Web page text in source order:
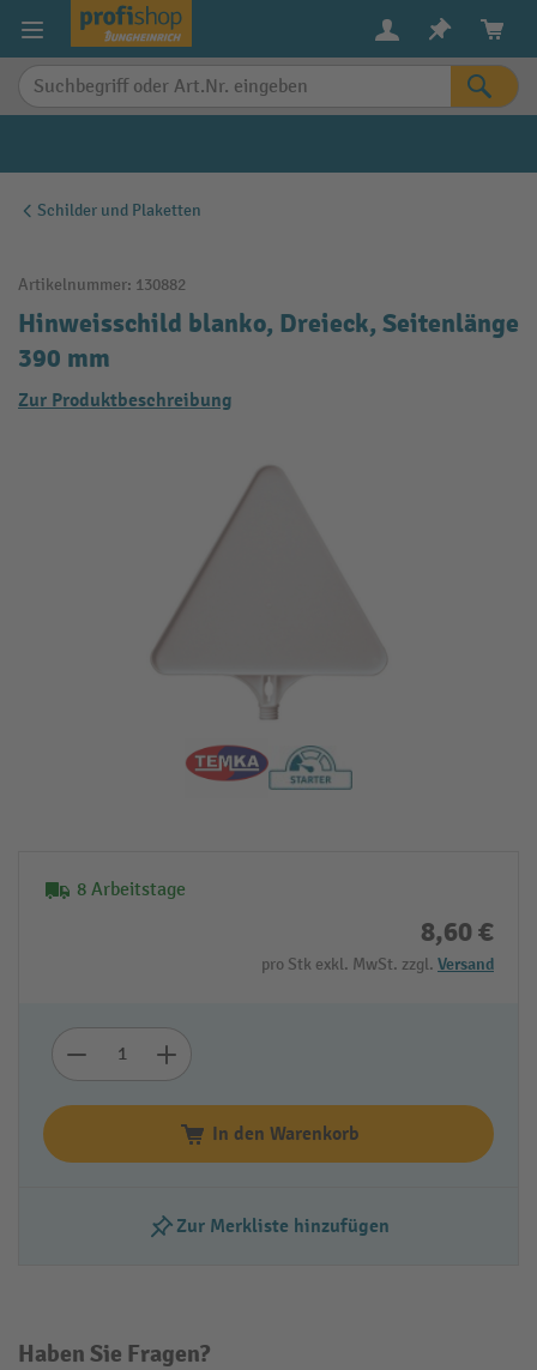
springen
Schilder und Plaketten
Artikelnummer: 130882
Hinweisschild blanko, Dreieck, Seitenlänge
390 mm
Zur Produktbeschreibung
8 Arbeitstage
8,60 €
pro Stk exkl. MwSt. zzgl. Versand
In den Warenkorb
Zur Merkliste hinzufügen
Haben Sie Fragen?